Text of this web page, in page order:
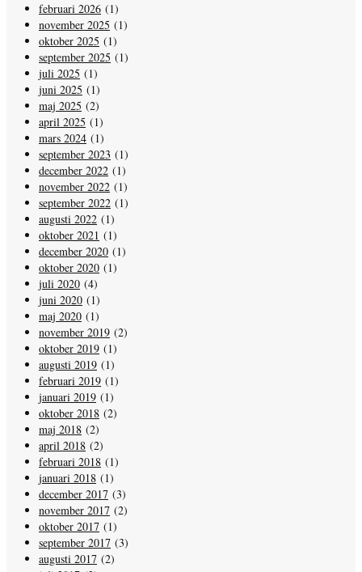
februari 2026 (1)
november 2025 (1)
oktober 2025 (1)
september 2025 (1)
juli 2025 (1)
juni 2025 (1)
maj 2025 (2)
april 2025 (1)
mars 2024 (1)
september 2023 (1)
december 2022 (1)
november 2022 (1)
september 2022 (1)
augusti 2022 (1)
oktober 2021 (1)
december 2020 (1)
oktober 2020 (1)
juli 2020 (4)
juni 2020 (1)
maj 2020 (1)
november 2019 (2)
oktober 2019 (1)
augusti 2019 (1)
februari 2019 (1)
januari 2019 (1)
oktober 2018 (2)
maj 2018 (2)
april 2018 (2)
februari 2018 (1)
januari 2018 (1)
december 2017 (3)
november 2017 (2)
oktober 2017 (1)
september 2017 (3)
augusti 2017 (2)